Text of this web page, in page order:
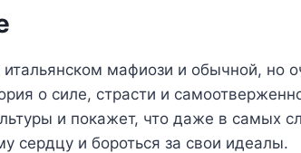
итальянском мафиози и обычной, но
о силе, страсти и
и покажет, что даже в самых
сердцу и бороться за свои идеалы.